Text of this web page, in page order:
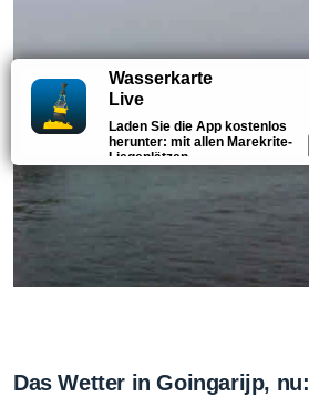
Das Wetter in Goingarijp, nu:
Wasserkarte
Live
Laden Sie die App kostenlos
herunter: mit allen Marekrite-
Liegeplätzen.